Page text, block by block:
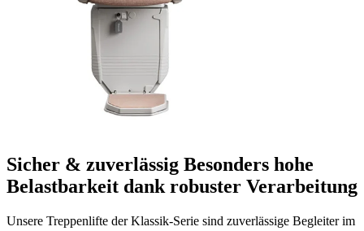
Sicher & zuverlässig Besonders hohe
Belastbarkeit dank robuster Verarbeitung
Unsere Treppenlifte der Klassik-Serie sind zuverlässige Begleiter im